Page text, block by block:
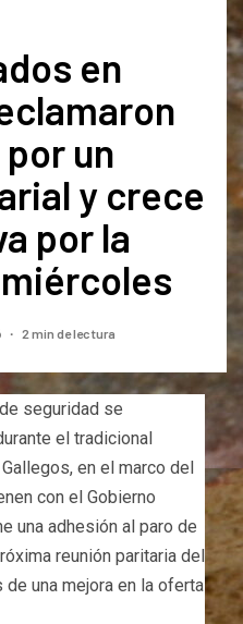
en
un
y crece
por la
2 min de lectura
seguridad se
el tradicional
en el marco del
con el Gobierno
una adhesión al paro de
reunión paritaria del
una mejora en la oferta